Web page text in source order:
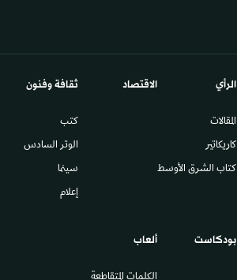
الرأي
المقالات
كاريكاتير
كتاب الشرق الأوسط
الاقتصاد ثقافة وفنون
كتب
الوتر السادس​
سينما
إعلام
بودكاست ألعاب
الكلمات المتقاطعة